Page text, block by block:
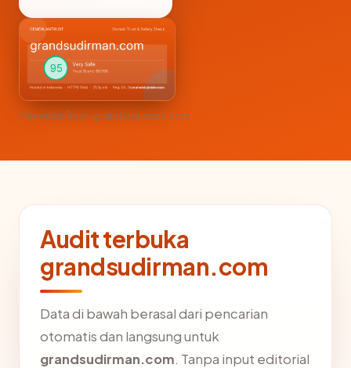
CemerlanTrust · grandsudirman.com
Audit terbuka
grandsudirman.com
Data di bawah berasal dari pencarian
otomatis dan langsung untuk
grandsudirman.com. Tanpa input editorial